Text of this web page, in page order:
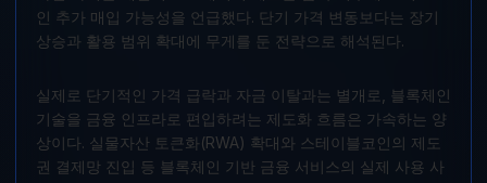
인 추가 매입 가능성을 언급했다. 단기 가격 변동보다는 장기
상승과 활용 범위 확대에 무게를 둔 전략으로 해석된다.
실제로 단기적인 가격 급락과 자금 이탈과는 별개로, 블록체인
기술을 금융 인프라로 편입하려는 제도화 흐름은 가속하는 양
상이다. 실물자산 토큰화(RWA) 확대와 스테이블코인의 제도
권 결제망 진입 등 블록체인 기반 금융 서비스의 실제 사용 사